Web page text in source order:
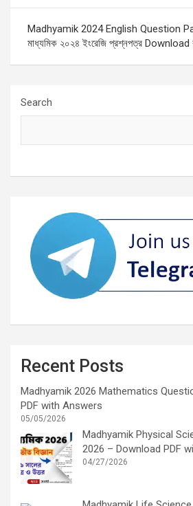
Madhyamik 2024 English Question
মাধ্যমিক ২০২৪ ইংরেজি প্রশ্নপত্র
Search
Recent Posts
Madhyamik 2026 Mathematics
PDF with Answers
05/05/2026
Madhyamik Physical
2026 – Download PDF
04/27/2026